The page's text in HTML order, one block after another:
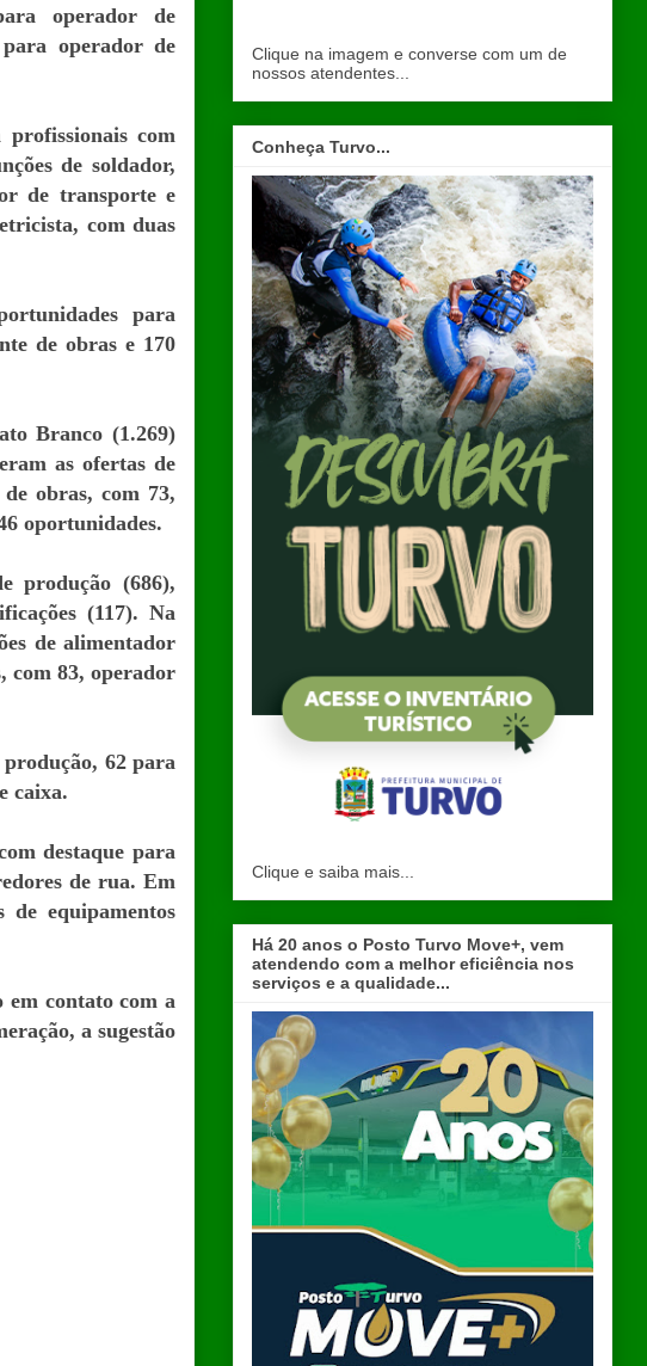
operador de
operador de
com
de soldador,
de transporte e
com duas
para
de obras e 170
Branco (1.269)
as ofertas de
obras, com 73,
oportunidades.
produção (686),
(117). Na
de alimentador
com 83, operador
62 para
caixa.
destaque para
de rua. Em
equipamentos
em contato com a
a sugestão
Clique na imagem e converse com um de
nossos atendentes...
Conheça Turvo...
Clique e saiba mais...
Há 20 anos o Posto Turvo Move+, vem
atendendo com a melhor eficiência nos
serviços e a qualidade...